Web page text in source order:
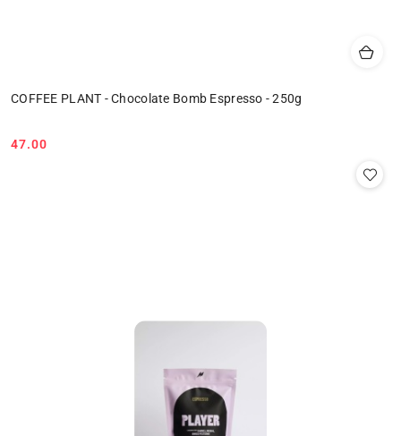
COFFEE PLANT - Chocolate Bomb Espresso - 250g
Cena:
47.00